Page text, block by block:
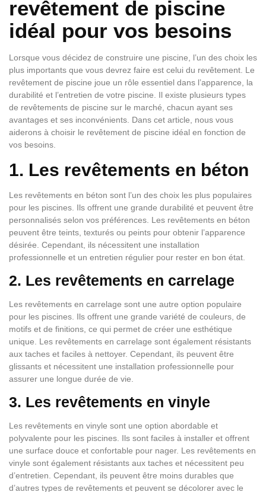
revêtement de piscine
idéal pour vos besoins
Lorsque vous décidez de construire une piscine, l’un des choix les
plus importants que vous devrez faire est celui du revêtement. Le
revêtement de piscine joue un rôle essentiel dans l’apparence, la
durabilité et l’entretien de votre piscine. Il existe plusieurs types
de revêtements de piscine sur le marché, chacun ayant ses
avantages et ses inconvénients. Dans cet article, nous vous
aiderons à choisir le revêtement de piscine idéal en fonction de
vos besoins.
1. Les revêtements en béton
Les revêtements en béton sont l’un des choix les plus populaires
pour les piscines. Ils offrent une grande durabilité et peuvent être
personnalisés selon vos préférences. Les revêtements en béton
peuvent être teints, texturés ou peints pour obtenir l’apparence
désirée. Cependant, ils nécessitent une installation
professionnelle et un entretien régulier pour rester en bon état.
2. Les revêtements en carrelage
Les revêtements en carrelage sont une autre option populaire
pour les piscines. Ils offrent une grande variété de couleurs, de
motifs et de finitions, ce qui permet de créer une esthétique
unique. Les revêtements en carrelage sont également résistants
aux taches et faciles à nettoyer. Cependant, ils peuvent être
glissants et nécessitent une installation professionnelle pour
assurer une longue durée de vie.
3. Les revêtements en vinyle
Les revêtements en vinyle sont une option abordable et
polyvalente pour les piscines. Ils sont faciles à installer et offrent
une surface douce et confortable pour nager. Les revêtements en
vinyle sont également résistants aux taches et nécessitent peu
d’entretien. Cependant, ils peuvent être moins durables que
d’autres types de revêtements et peuvent se décolorer avec le